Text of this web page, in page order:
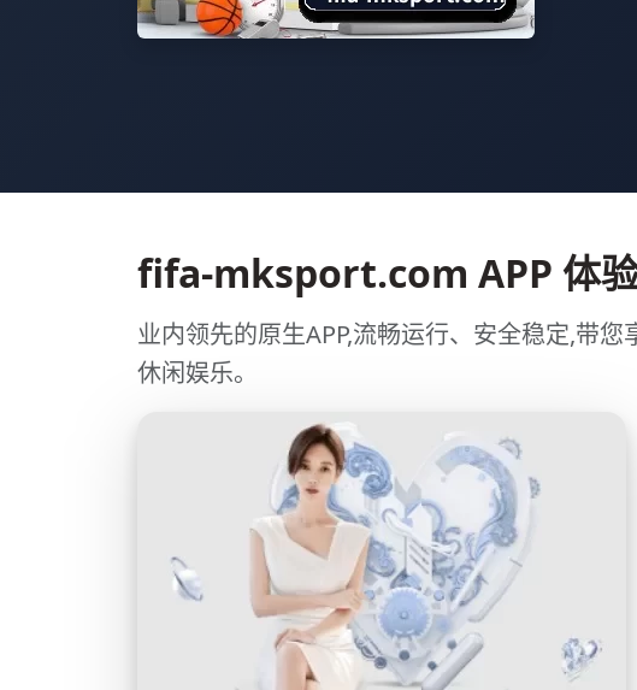
fifa-mksport.com APP 体
业内领先的原生APP,流畅运行、安全稳定,带您
休闲娱乐。